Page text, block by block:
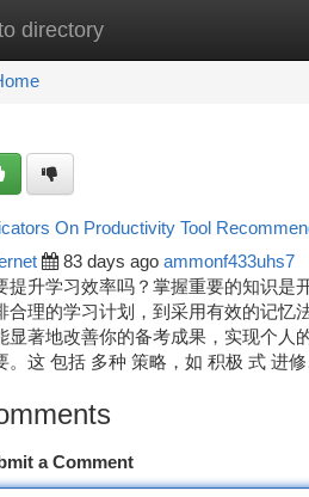
directory
Home New Site Listings
On Productivity Tool
83 days ago ammonf433uhs7
提升学习效率吗？掌握重要的知识是
合理的学习计划，到采用有效的记忆
显著地改善你的备考成果，实现个人
。这 包括 多种 策略，如 积极 式 进
a Comment